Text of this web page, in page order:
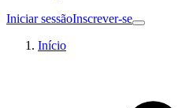
Iniciar sessãoInscrever-se
Início